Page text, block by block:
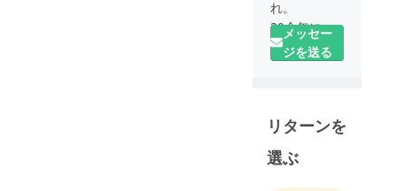
れ。
30余年にわ
たり、全国
のお墓調査
系のひも解
ました。
メッセー
ジを送る
リターンを
選ぶ